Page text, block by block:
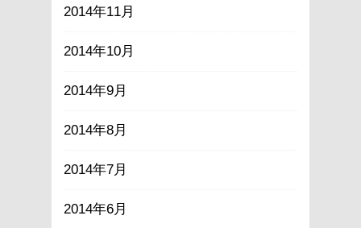
2014年11月
2014年10月
2014年9月
2014年8月
2014年7月
2014年6月